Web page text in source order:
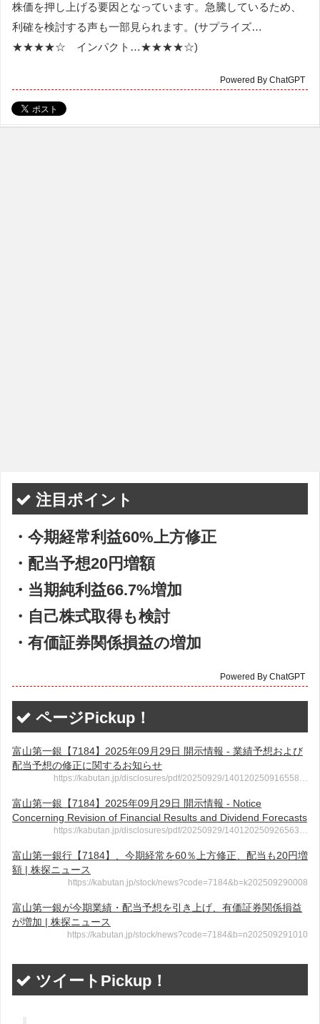
株価を押し上げる要因となっています。急騰しているため、
利確を検討する声も一部見られます。(サプライズ…
★★★★☆ インパクト…★★★★☆)
Powered By ChatGPT
注目ポイント
・今期経常利益60%上方修正
・配当予想20円増額
・当期純利益66.7%増加
・自己株式取得も検討
・有価証券関係損益の増加
Powered By ChatGPT
ページPickup！
富山第一銀【7184】2025年09月29日 開示情報 - 業績予想および
配当予想の修正に関するお知らせ
https://kabutan.jp/disclosures/pdf/20250929/140120250916558…
富山第一銀【7184】2025年09月29日 開示情報 - Notice
Concerning Revision of Financial Results and Dividend Forecasts
https://kabutan.jp/disclosures/pdf/20250929/140120250926563…
富山第一銀行【7184】、今期経常を60％上方修正、配当も20円増
額 | 株探ニュース
https://kabutan.jp/stock/news?code=7184&b=k202509290008
富山第一銀が今期業績・配当予想を引き上げ、有価証券関係損益
が増加 | 株探ニュース
https://kabutan.jp/stock/news?code=7184&b=n202509291010
ツイートPickup！